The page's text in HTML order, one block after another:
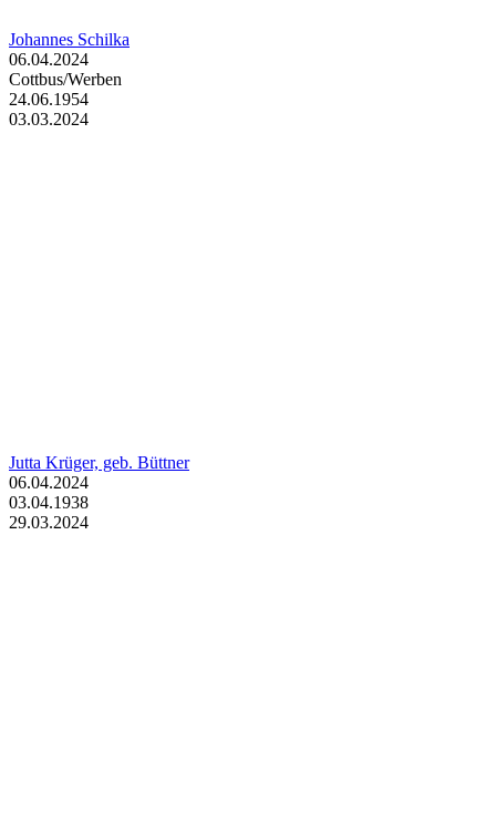
Johannes Schilka
06.04.2024
Cottbus/Werben
24.06.1954
03.03.2024
Jutta Krüger, geb. Büttner
06.04.2024
03.04.1938
29.03.2024